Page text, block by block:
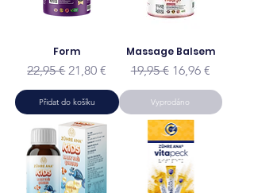
Form
Běžná cena
22,95 € Zvýhodněná cena
21,80 €
Přidat do košíku
Massage Balsem
Běžná cena
19,95 € Zvýhodněná
16,96 €
Vyprodáno